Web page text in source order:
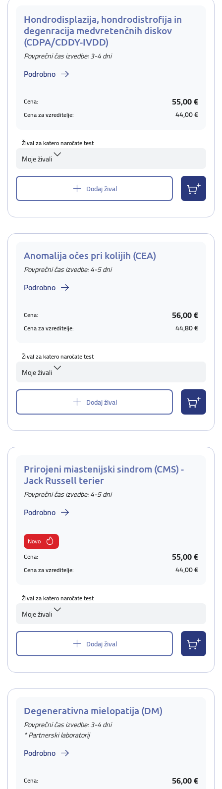
Hondrodisplazija, hondrodistrofija in
degenracija medvretenčnih diskov
(CDPA/CDDY-IVDD)
Povprečni čas izvedbe: 3-4 dni
Podrobno
Cena: 55,00 €
Cena za vzreditelje: 44,00 €
Žival za katero naročate test
Moje živali
Dodaj žival
Anomalija očes pri kolijih (CEA)
Povprečni čas izvedbe: 4-5 dni
Podrobno
Cena: 56,00 €
Cena za vzreditelje: 44,80 €
Žival za katero naročate test
Moje živali
Dodaj žival
Prirojeni miastenijski sindrom (CMS) -
Jack Russell terier
Povprečni čas izvedbe: 4-5 dni
Podrobno
Novo
Cena:
55,00 €
Cena za vzreditelje: 44,00 €
Žival za katero naročate test
Moje živali
Dodaj žival
Degenerativna mielopatija (DM)
Povprečni čas izvedbe: 3-4 dni
* Partnerski laboratorij
Podrobno
Cena: 56,00 €